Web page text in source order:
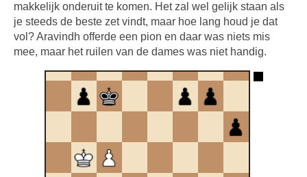
makkelijk onderuit te komen. Het zal wel gelijk staan als
je steeds de beste zet vindt, maar hoe lang houd je dat
vol? Aravindh offerde een pion en daar was niets mis
mee, maar het ruilen van de dames was niet handig.